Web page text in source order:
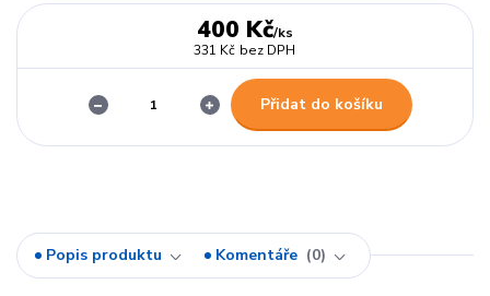
400 Kč/ks
331 Kč bez DPH
Přidat do košíku
Popis produktu Komentáře 0